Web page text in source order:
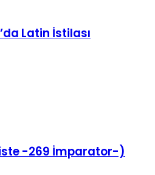
Latin İstilası
-269 İmparator-)